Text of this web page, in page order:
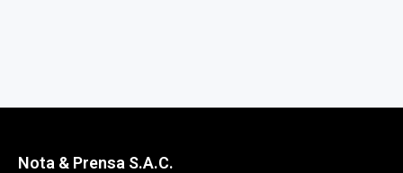
Nota & Prensa S.A.C.